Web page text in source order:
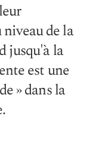
de la
jusqu'à la
est une
» dans la